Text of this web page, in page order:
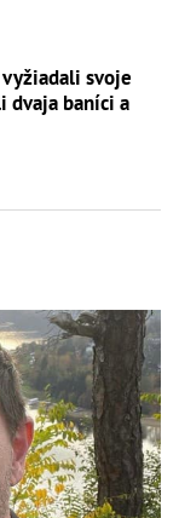
svoje
dvaja baníci a